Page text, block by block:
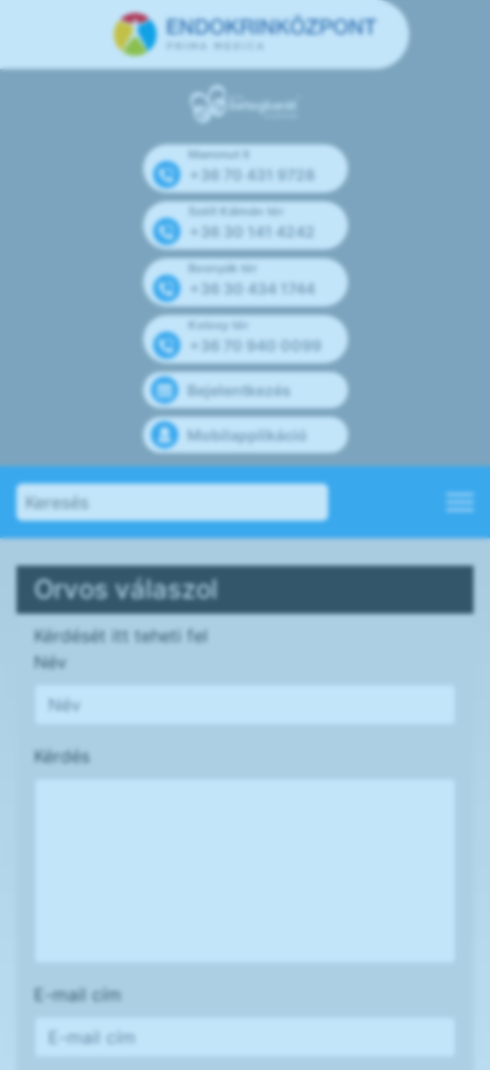
Mammut II
+36 70 431 9728
Széll Kálmán tér
+36 30 141 4242
Bosnyák tér
+36 30 434 1744
Kolosy tér
+36 70 940 0099
Bejelentkezés
Mobilapplikáció
Orvos válaszol
Kérdését itt teheti fel
Név
Kérdés
E-mail cím